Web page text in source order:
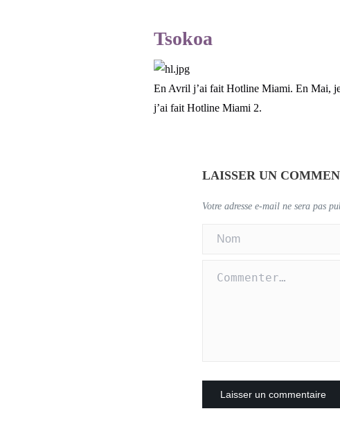
Tsokoa
En Avril j’ai fait Hotline Miami. En Mai, je
j’ai fait Hotline Miami 2.
LAISSER UN
Votre adresse e-mail ne sera pas